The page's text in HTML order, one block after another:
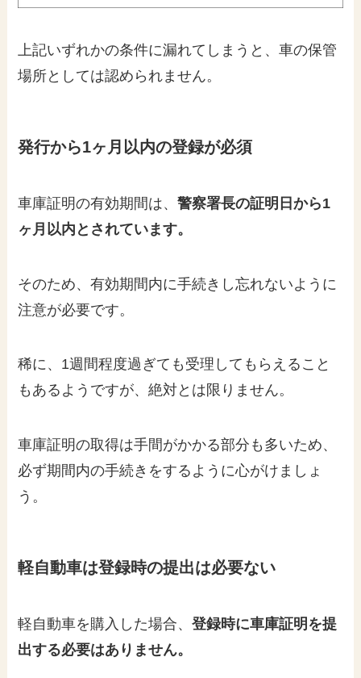
上記いずれかの条件に漏れてしまうと、車の保管
場所としては認められません。
発行から1ヶ月以内の登録が必須
車庫証明の有効期間は、警察署長の証明日から1
ヶ月以内とされています。
そのため、有効期間内に手続きし忘れないように
注意が必要です。
稀に、1週間程度過ぎても受理してもらえること
もあるようですが、絶対とは限りません。
車庫証明の取得は手間がかかる部分も多いため、
必ず期間内の手続きをするように心がけましょ
う。
軽自動車は登録時の提出は必要ない
軽自動車を購入した場合、登録時に車庫証明を提
出する必要はありません。